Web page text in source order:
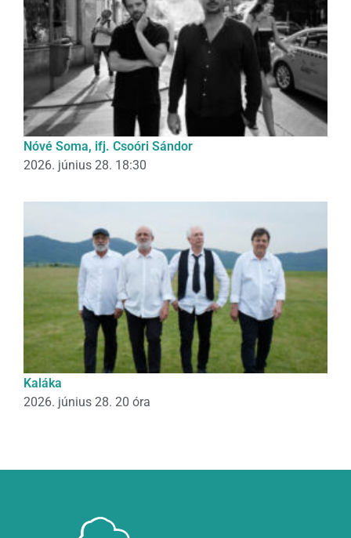
Nóvé Soma, ifj. Csoóri Sándor
2026. június 28. 18:30
Kaláka
2026. június 28. 20 óra